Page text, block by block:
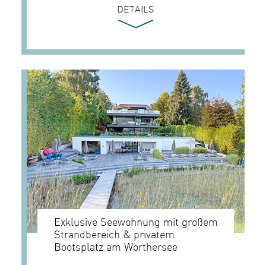
DETAILS
Exklusive Seewohnung mit großem
Strandbereich & privatem
Bootsplatz am Wörthersee